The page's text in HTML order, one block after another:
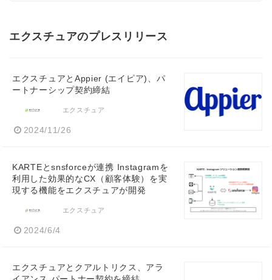
エクスチュアのプレスリリース
エクスチュアとAppier (エイピア)、パ
ートナーシップ契約締結
エクスチュア
2024/11/26
KARTEとsnsforceが連携 Instagramを
利用した効果的なCX（顧客体験）を実
現する機能をエクスチュアが開発
エクスチュア
2024/6/4
エクスチュアとクアルトリクス、アラ